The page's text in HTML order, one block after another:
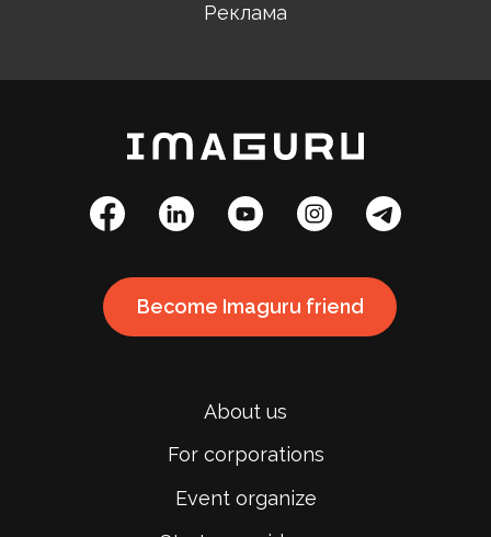
Реклама
About us
For corporations
Event organize
Become Imaguru friend